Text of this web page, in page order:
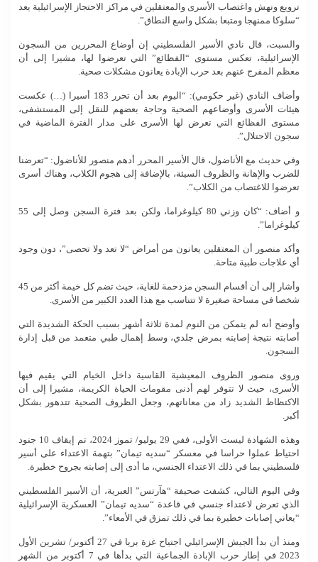
ترويع ونهش واغتصاب الأسرى والمعتقلين في مراكز الاحتجاز الإسرائيلية يعد
“سلوكا ممنهجا ومتبعا بشكل واسع النطاق”.
والسبت، قال نادي الأسير الفلسطيني إن أوضاع المحررين من السجون
الإسرائيلية، تعكس مستوى “الفظائع” التي تعرضوا لها، مشيرا إلى أن
معظم المفرج عنهم بعد حرب الإبادة يعانون مشكلات صحية.
وأضاف النادي (غير حكومي): “اليوم بعد أن تحرر 183 أسيرا (…) عكست
هيئات الأسرى وأوضاعهم الصحية وحاجة بعضهم للنقل إلى المستشفى،
مستوى الفظائع التي تعرض لها الأسرى على مدار الفترة الماضية في
سجون الاحتلال”.
وفي حديث مع الأناضول، قال الأسير المحرر أدهم منصور للأناضول: “تعرضنا
للضرب والإهانة والظروف السيئة، بالإضافة إلى هجوم الكلاب، وهناك أسرى
تعرضوا للاغتصاب من الكلاب”.
و أضاف: “كان وزني 80 كيلوغراما، ولكن بعد فترة السجن وصل إلى 55
كيلوغراما”.
وأكد منصور أن المعتقلين يعانون من أمراض “لا تعد ولا تحصى”، دون وجود
أي علاجات طبية متاحة.
وأشار إلى أن أقسام السجن مزدحمة للغاية، حيث تضم كل خيمة أكثر من 45
شخصا في مساحة صغيرة لا تتناسب مع هذا العدد الكبير من الأسرى.
وأوضح أنه لم يتمكن من النوم لمدة ثلاثة أشهر بسبب الحكة الشديدة التي
أصابته نتيجة إصابته بمرض جلدي، وسط إهمال طبي متعمد من قبل إدارة
السجون.
وروى منصور الظروف المعيشية القاسية داخل الخيام التي يقيم فيها
الأسرى، حيث لا تتوفر لهم أدنى مقومات الحياة الكريمة، مشيرا إلى أن
الاكتظاظ الشديد زاد من معاناتهم، وجعل الظروف الصحية تتدهور بشكل
أكبر.
وهذه الشهادة ليست الأولى، ففي 29 يوليو/ تموز 2024، تم إيقاف 10 جنود
احتياط عملوا حراسا في معسكر “سديه تيمان” بتهمة الاعتداء على أسير
فلسطيني بما في ذلك الاعتداء الجنسي، ما أدى إلى إصابته بجروح خطيرة.
وفي اليوم التالي، كشفت صحيفة “هآرتس” العبرية، أن الأسير الفلسطيني
الذي تعرض لاعتداء جنسي في قاعدة “سديه تيمان” العسكرية الإسرائيلية
“يعاني إصابات خطيرة بما في ذلك تمزق في الأمعاء”.
ومنذ أن بدأ الجيش الإسرائيلي اجتياح غزة بريا في 27 أكتوبر/ تشرين الأول
2023 في إطار حرب الإبادة الجماعية التي بدأها في 7 أكتوبر من الشهر